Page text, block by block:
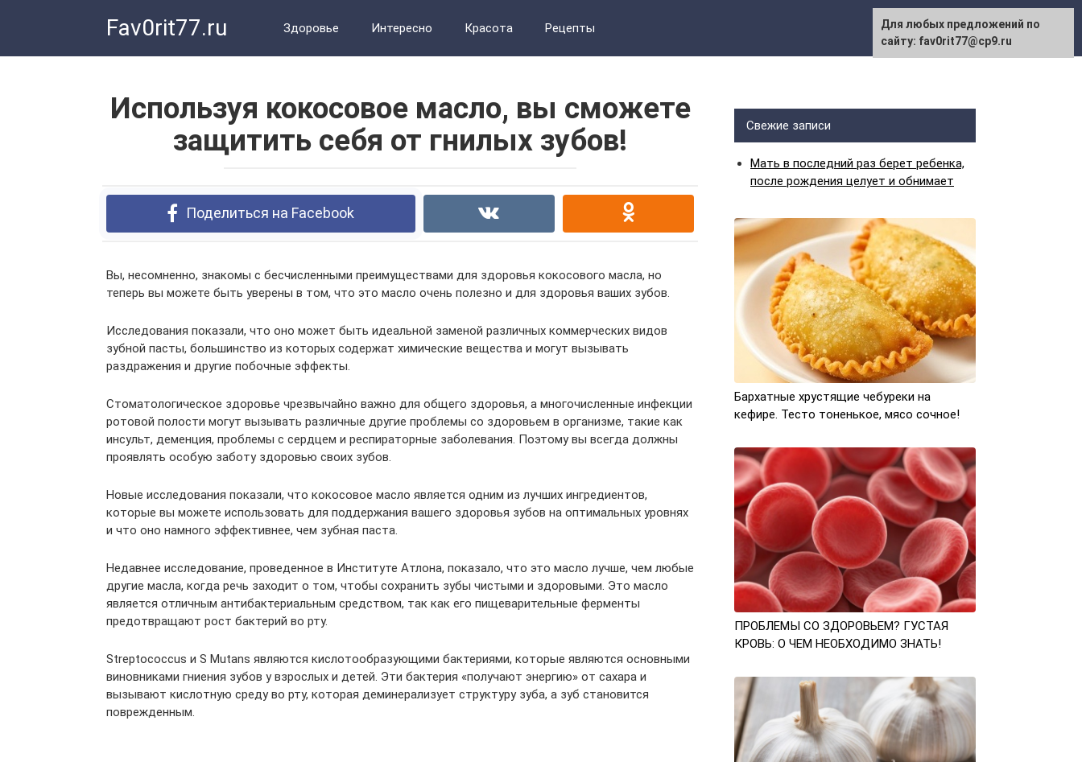
Fav0rit77.ru Здоровье Интересно Красота Рецепты
Используя кокосовое масло, вы сможете
защитить себя от гнилых зубов!
Поделиться на Facebook
Вы, несомненно, знакомы с бесчисленными преимуществами для здоровья кокосового масла, но
теперь вы можете быть уверены в том, что это масло очень полезно и для здоровья ваших зубов.
Исследования показали, что оно может быть идеальной заменой различных коммерческих видов
зубной пасты, большинство из которых содержат химические вещества и могут вызывать
раздражения и другие побочные эффекты.
Стоматологическое здоровье чрезвычайно важно для общего здоровья, а многочисленные инфекции
ротовой полости могут вызывать различные другие проблемы со здоровьем в организме, такие как
инсульт, деменция, проблемы с сердцем и респираторные заболевания. Поэтому вы всегда должны
проявлять особую заботу здоровью своих зубов.
Новые исследования показали, что кокосовое масло является одним из лучших ингредиентов,
которые вы можете использовать для поддержания вашего здоровья зубов на оптимальных уровнях
и что оно намного эффективнее, чем зубная паста.
Недавнее исследование, проведенное в Институте Атлона, показало, что это масло лучше, чем любые
другие масла, когда речь заходит о том, чтобы сохранить зубы чистыми и здоровыми. Это масло
является отличным антибактериальным средством, так как его пищеварительные ферменты
предотвращают рост бактерий во рту.
Streptococcus и S Mutans являются кислотообразующими бактериями, которые являются основными
виновниками гниения зубов у взрослых и детей. Эти бактерия «получают энергию» от сахара и
вызывают кислотную среду во рту, которая деминерализует структуру зуба, а зуб становится
поврежденным.
Свежие записи
Мать в последний раз берет ребенка,
после рождения целует и обнимает
Бархатные хрустящие чебуреки на
кефире. Тесто тоненькое, мясо сочное!
ПРОБЛЕМЫ СО ЗДОРОВЬЕМ? ГУСТАЯ
КРОВЬ: О ЧЕМ НЕОБХОДИМО ЗНАТЬ!
Для любых предложений по
сайту: fav0rit77@cp9.ru